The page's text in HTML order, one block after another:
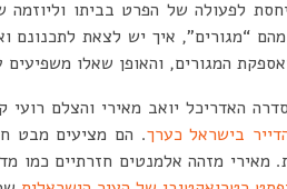
“מגורים”, איך יש לצאת לתכנונם
המגורים, והאופן שאלו משפיעים
האדריכל יואב מאירי והצלם רועי
בישראל כערך. הם מציעים מבט
מאירי מזהה אלמנטים חזרתיים כמו